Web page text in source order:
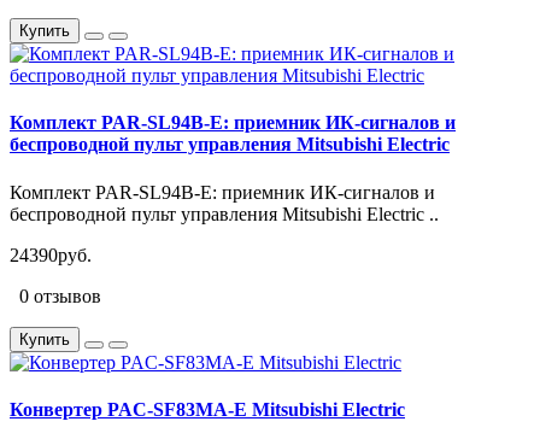
Купить
Комплект PAR-SL94B-E: приемник ИК-сигналов и
беспроводной пульт управления Mitsubishi Electric
Комплект PAR-SL94B-E: приемник ИК-сигналов и
беспроводной пульт управления Mitsubishi Electric ..
24390руб.
0 отзывов
Купить
Конвертер PAC-SF83MA-E Mitsubishi Electric